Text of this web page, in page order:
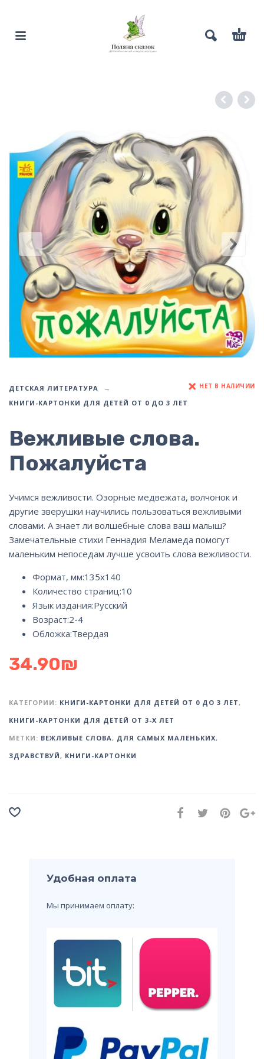
ДЕТСКАЯ ЛИТЕРАТУРА
КНИГИ-КАРТОНКИ ДЛЯ ДЕТЕЙ ОТ 0 ДО 3 ЛЕТ
НЕТ В НАЛИЧИИ
Вежливые слова.
Пожалуйста
Учимся вежливости. Озорные медвежата, волчонок и
другие зверушки научились пользоваться вежливыми
словами. А знает ли волшебные слова ваш малыш?
Замечательные стихи Геннадия Меламеда помогут
маленьким непоседам лучше усвоить слова вежливости.
Формат, мм:135х140
Количество страниц:10
Язык издания:Русский
Возраст:2-4
Обложка:Твердая
34.90₪
КАТЕГОРИИ: КНИГИ-КАРТОНКИ ДЛЯ ДЕТЕЙ ОТ 0 ДО 3 ЛЕТ ,
КНИГИ-КАРТОНКИ ДЛЯ ДЕТЕЙ ОТ 3-Х ЛЕТ
МЕТКИ: ВЕЖЛИВЫЕ СЛОВА , ДЛЯ САМЫХ МАЛЕНЬКИХ,
ЗДРАВСТВУЙ , КНИГИ-КАРТОНКИ
Удобная оплата
Мы принимаем оплату: